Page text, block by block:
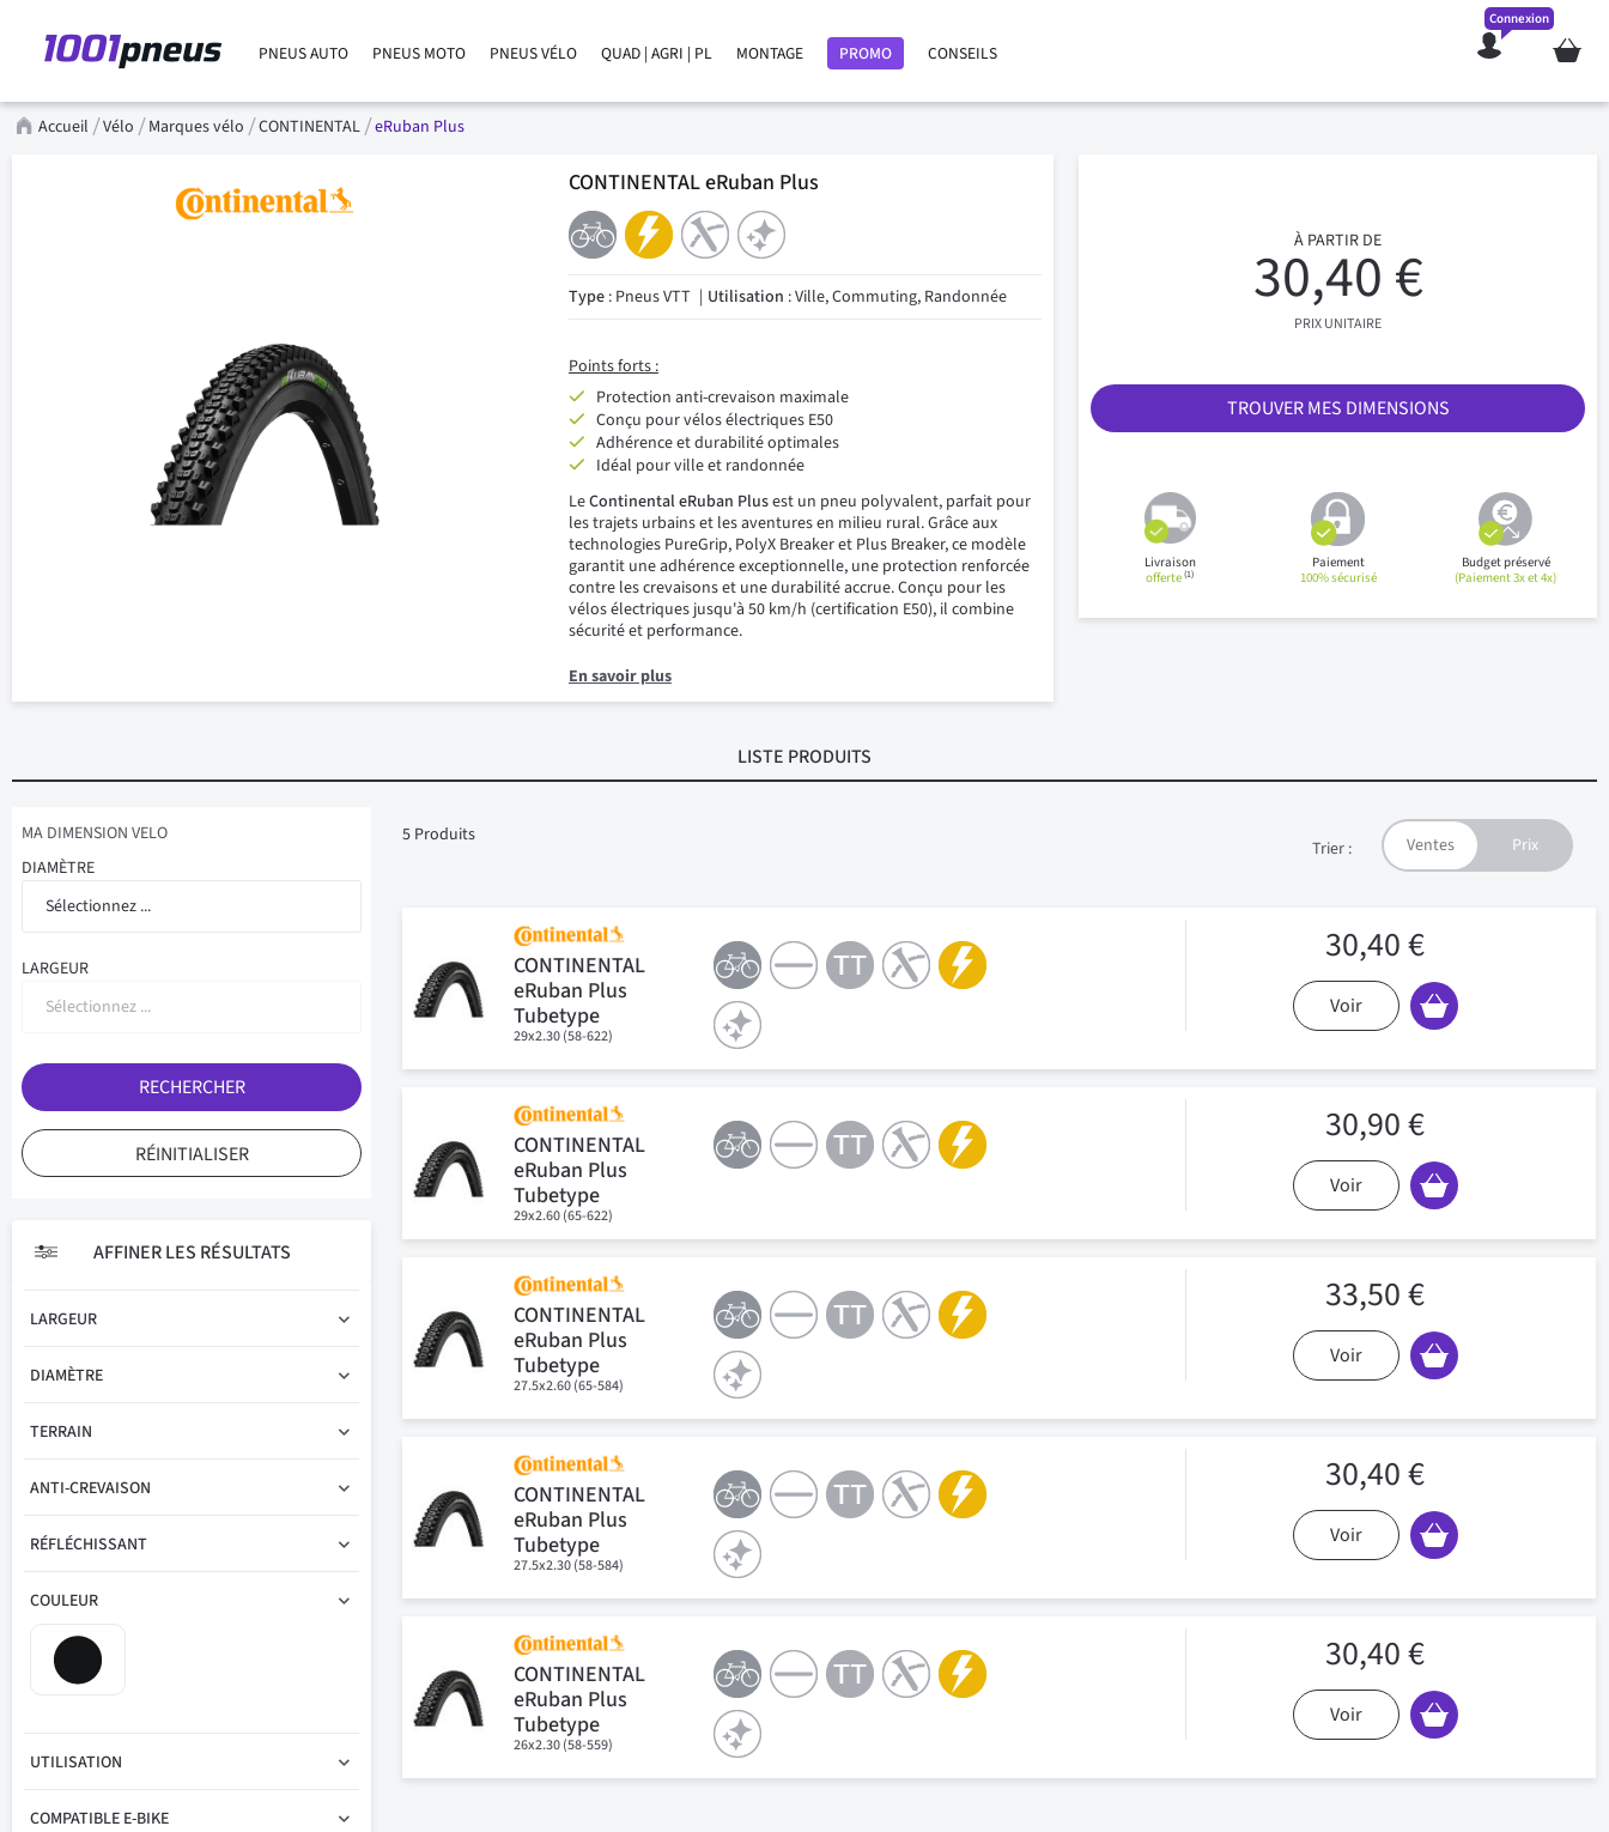
PNEUS AUTO PNEUS MOTO PNEUS VÉLO QUAD | AGRI | PL MONTAGE PROMO CONSEILS Mon
Connexion
Accueil Vélo Marques vélo CONTINENTAL eRuban Plus
CONTINENTAL eRuban Plus
Type: Pneus VTT Utilisation : Ville, Commuting, Randonnée
Points forts :
Protection anti-crevaison maximale
Conçu pour vélos électriques E50
Adhérence et durabilité optimales
Idéal pour ville et randonnée
LeContinental eRuban Plusest un pneu polyvalent, parfait pour
les trajets urbains et les aventures en milieu rural. Grâce aux
technologies PureGrip, PolyX Breaker et Plus Breaker, ce modèle
garantit une adhérence exceptionnelle, une protection renforcée
contre les crevaisons et une durabilité accrue. Conçu pour les
vélos électriques jusqu'à 50 km/h (certification E50), il combine
sécurité et performance.
En savoir plus
À PARTIR DE
30,40 €
PRIX UNITAIRE
TROUVER MES DIMENSIONS
Livraison
offerte(1)
Paiement
100% sécurisé
Budget préservé
(Paiement 3x et 4x)
LISTE PRODUITS
5 Produits
Trier :
CONTINENTAL
eRuban Plus
Tubetype
29x2.30 (58-622)
30,40 €
Voir
CONTINENTAL
eRuban Plus
Tubetype
29x2.60 (65-622)
30,90 €
Voir
CONTINENTAL
eRuban Plus
Tubetype
27.5x2.60 (65-584)
33,50 €
Voir
CONTINENTAL
eRuban Plus
Tubetype
27.5x2.30 (58-584)
30,40 €
Voir
CONTINENTAL
eRuban Plus
Tubetype
26x2.30 (58-559)
30,40 €
Voir
MA DIMENSION VELO
DIAMÈTRE
Sélectionnez ...
LARGEUR
Sélectionnez ...
RÉINITIALISER
RECHERCHER
AFFINER LES RÉSULTATS
LARGEUR
DIAMÈTRE
TERRAIN
ANTI-CREVAISON
RÉFLÉCHISSANT
COULEUR
UTILISATION
COMPATIBLE E-BIKE